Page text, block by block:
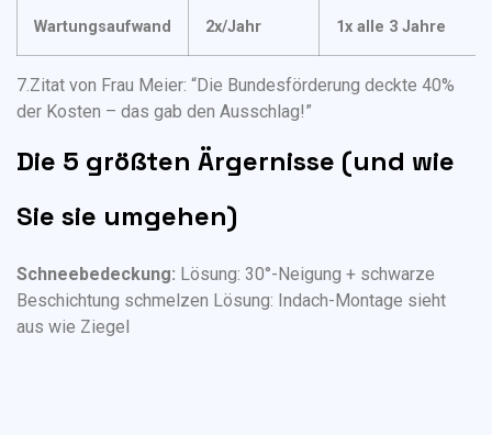
Wartungsaufwand 2x/Jahr 1x alle 3 Jahre
7.Zitat von Frau Meier: “Die Bundesförderung deckte 40%
der Kosten – das gab den Ausschlag!”
Die 5 größten Ärgernisse (und wie
Sie sie umgehen)
Schneebedeckung: Lösung: 30°-Neigung + schwarze
Beschichtung schmelzen Lösung: Indach-Montage sieht
aus wie Ziegel